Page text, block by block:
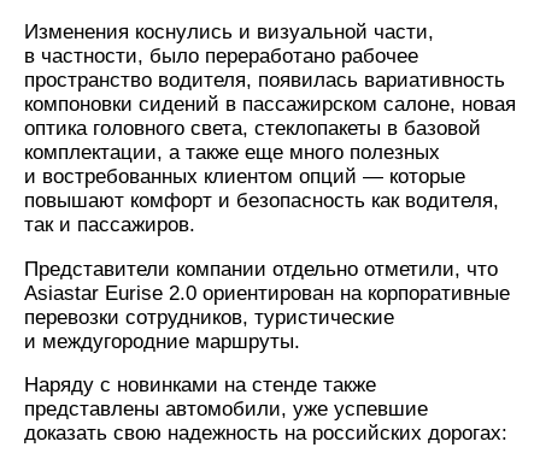
Изменения коснулись и визуальной части,
в частности, было переработано рабочее
пространство водителя, появилась вариативность
компоновки сидений в пассажирском салоне, новая
оптика головного света, стеклопакеты в базовой
комплектации, а также еще много полезных
и востребованных клиентом опций — которые
повышают комфорт и безопасность как водителя,
так и пассажиров.
Представители компании отдельно отметили, что
Asiastar Eurise 2.0 ориентирован на корпоративные
перевозки сотрудников, туристические
и междугородние маршруты.
Наряду с новинками на стенде также
представлены автомобили, уже успевшие
доказать свою надежность на российских дорогах: